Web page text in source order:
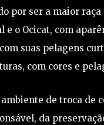
por ser a maior
o Ocicat, com
suas pelagens
com cores e
de troca de
da